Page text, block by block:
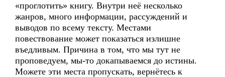
«проглотить» книгу. Внутри неё несколько
жанров, много информации, рассуждений и
выводов по всему тексту. Местами
повествование может показаться излишне
въедливым. Причина в том, что мы тут не
проповедуем, мы-то докапываемся до истины.
Можете эти места пропускать, вернётесь к